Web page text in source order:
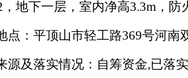
，地下一层，室内净高3.3m，
点：平顶山市轻工路369号河南
源及落实情况：自筹资金,已落